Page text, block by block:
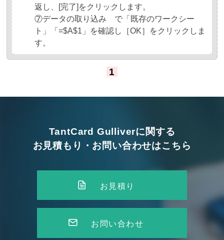
返し、[完了]をクリックします。
⑦データの取り込み で「既存のワークシー
ト」「=$A$1」を確認し［OK］をクリックしま
す。
1
TantCard Gulliverに関する
お見積もり・お問い合わせはこちら
お見積り
お問い合わせ